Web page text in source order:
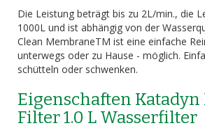
Die Leistung beträgt bis zu 2L/min., die
1000L und ist abhängig von der
Clean MembraneTM ist eine einfache
unterwegs oder zu Hause - möglich.
schütteln oder schwenken.
Eigenschaften Katadyn
Filter 1.0 L Wasserfilter